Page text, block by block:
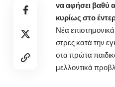
να αφήσει βαθύ
κυρίως στο
Νέα
στρες κατά την
στα πρώτα
μελλοντικά